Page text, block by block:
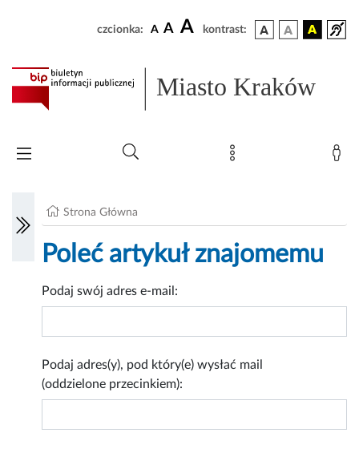
czcionka: A A A kontrast:
Miasto Kraków
Strona Główna
Poleć artykuł znajomemu
Podaj swój adres e-mail:
Podaj adres(y), pod który(e) wysłać mail
(oddzielone przecinkiem):